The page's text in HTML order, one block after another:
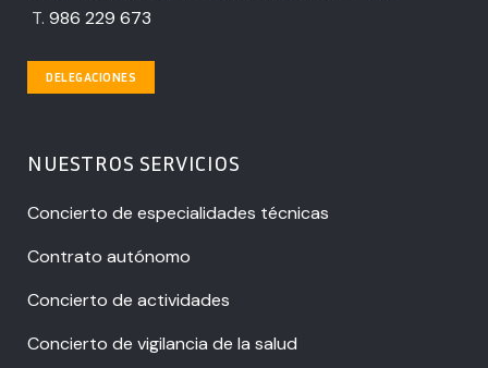
T. 986 229 673
DELEGACIONES
NUESTROS SERVICIOS
Concierto de especialidades técnicas
Contrato autónomo
Concierto de actividades
Concierto de vigilancia de la salud